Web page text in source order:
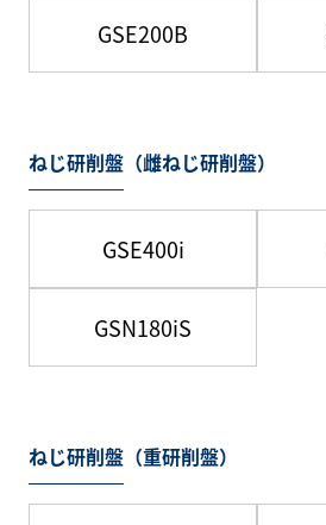
GSE200B
ねじ研削盤（雌ねじ研削盤）
GSE400i
GSN180iS
ねじ研削盤（重研削盤）